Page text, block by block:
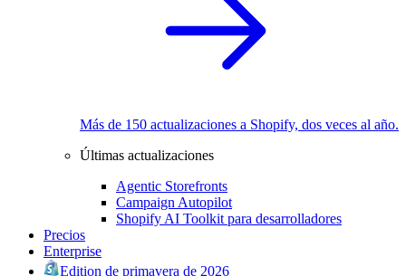
Más de 150 actualizaciones a Shopify, dos veces al año.
Últimas actualizaciones
Agentic Storefronts
Campaign Autopilot
Shopify AI Toolkit para desarrolladores
Precios
Enterprise
Edition de primavera de 2026